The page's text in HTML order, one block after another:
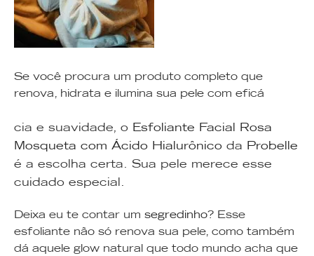
Se você procura um produto completo que
renova, hidrata e ilumina sua pele com eficá
cia e suavidade, o Esfoliante Facial Rosa
Mosqueta com Ácido Hialurônico da Probelle
é a escolha certa. Sua pele merece esse
cuidado especial.
Deixa eu te contar um segredinho? Esse
esfoliante não só renova sua pele, como também
dá aquele glow natural que todo mundo acha que